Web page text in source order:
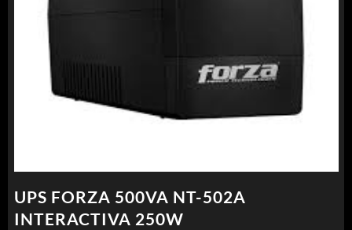
UPS FORZA 500VA NT-502A
INTERACTIVA 250W